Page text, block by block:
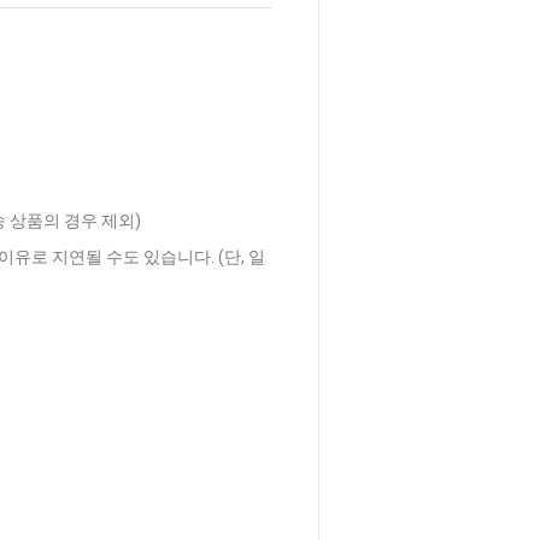
상품의 경우 제외)
유로 지연될 수도 있습니다. (단, 일